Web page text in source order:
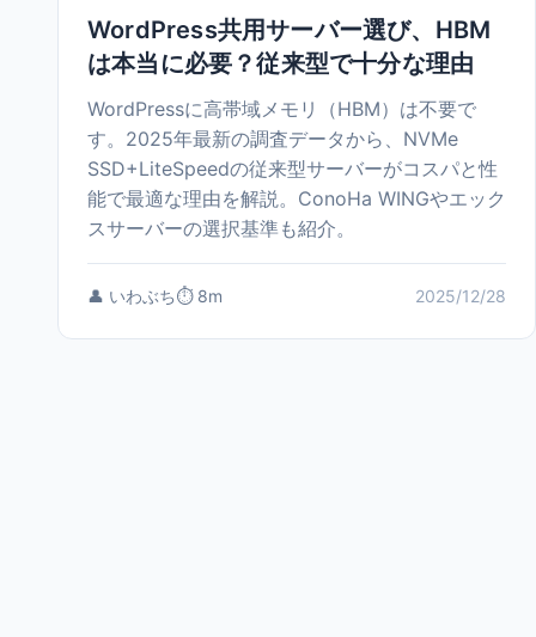
WordPress共用サーバー選び、HBM
は本当に必要？従来型で十分な理由
WordPressに高帯域メモリ（HBM）は不要で
す。2025年最新の調査データから、NVMe
SSD+LiteSpeedの従来型サーバーがコスパと性
能で最適な理由を解説。ConoHa WINGやエック
スサーバーの選択基準も紹介。
👤 いわぶち⏱️ 8m 2025/12/28